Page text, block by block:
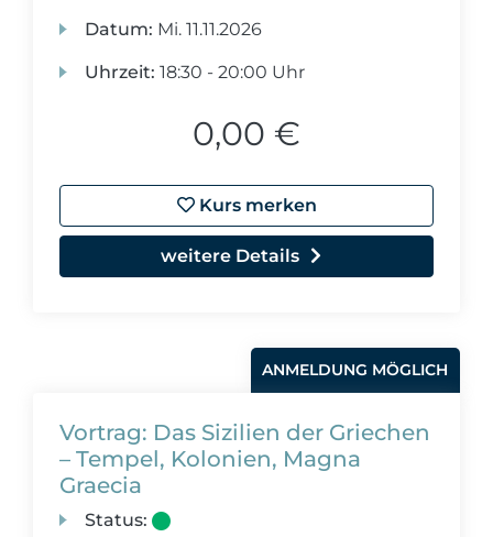
Datum: Mi. 11.11.2026
Uhrzeit: 18:30 - 20:00 Uhr
0,00 €
Kurs merken
weitere Details
ANMELDUNG MÖGLICH
Vortrag: Das Sizilien der Griechen
– Tempel, Kolonien, Magna
Graecia
Status: